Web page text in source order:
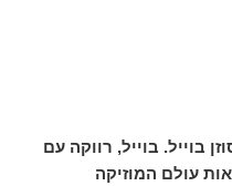
בוייל. בוייל, רווקה עם
עולם המוזיקה